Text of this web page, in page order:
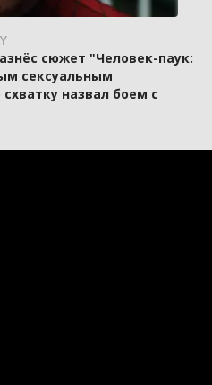
сюжет "Человек-паук:
сексуальным
назвал боем с